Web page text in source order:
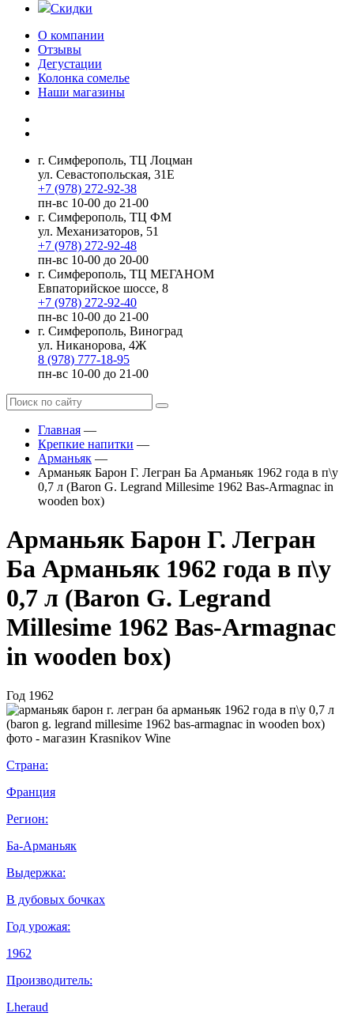
Скидки
О компании
Отзывы
Дегустации
Колонка сомелье
Наши магазины
г. Симферополь, ТЦ Лоцман
ул. Севастопольская, 31Е
+7 (978) 272-92-38
пн-вс 10-00 до 21-00
г. Симферополь, ТЦ ФМ
ул. Механизаторов, 51
+7 (978) 272-92-48
пн-вс 10-00 до 20-00
г. Симферополь, ТЦ МЕГАНОМ
Евпаторийское шоссе, 8
+7 (978) 272-92-40
пн-вс 10-00 до 21-00
г. Симферополь, Виноград
ул. Никанорова, 4Ж
8 (978) 777-18-95
пн-вс 10-00 до 21-00
Главная —
Крепкие напитки —
Арманьяк —
Арманьяк Барон Г. Легран Ба Арманьяк 1962 года в п\у
0,7 л (Baron G. Legrand Millesime 1962 Bas-Armagnac in
wooden box)
Арманьяк Барон Г. Легран
Ба Арманьяк 1962 года в п\у
0,7 л (Baron G. Legrand
Millesime 1962 Bas-Armagnac
in wooden box)
Год 1962
Страна:
Франция
Регион:
Ба-Арманьяк
Выдержка:
В дубовых бочках
Год урожая:
1962
Производитель:
Lheraud